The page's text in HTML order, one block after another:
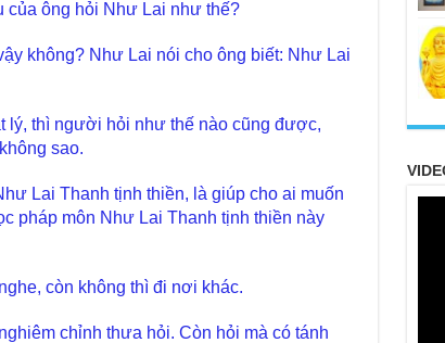
của ông hỏi Như Lai như thế?
không? Như Lai nói cho ông biết: Như Lai
lý, thì người hỏi như thế nào cũng được,
sao.
Lai Thanh tịnh thiền, là giúp cho ai muốn
pháp môn Như Lai Thanh tịnh thiền này
còn không thì đi nơi khác.
chỉnh thưa hỏi. Còn hỏi mà có tánh